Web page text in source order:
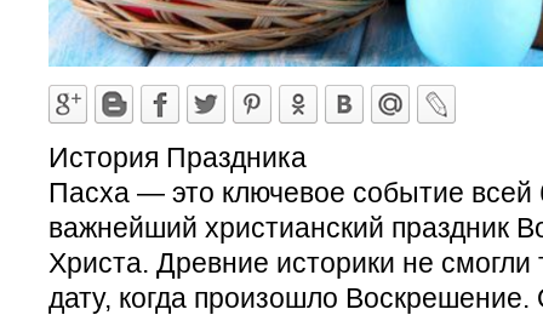
История Праздника
Пасха — это ключевое событие всей
важнейший христианский праздник
Христа. Древние историки не смогли
дату, когда произошло